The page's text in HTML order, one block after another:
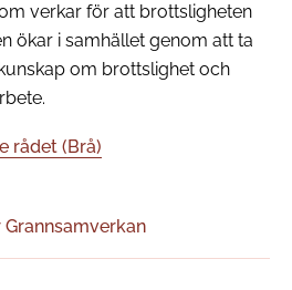
verkar för att brottsligheten
ökar i samhället genom att ta
om brottslighet och
rådet (Brå)